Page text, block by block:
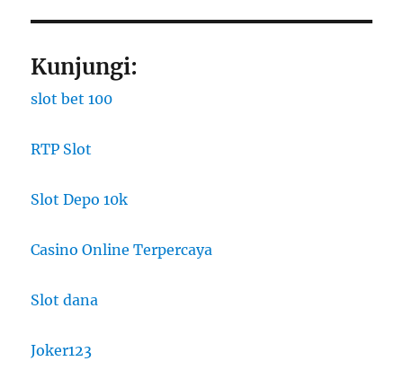
Kunjungi:
slot bet 100
RTP Slot
Slot Depo 10k
Casino Online Terpercaya
Slot dana
Joker123